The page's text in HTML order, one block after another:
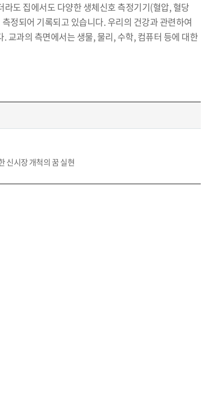
도 집에서도 다양한 생체신호 측정기기(혈압, 혈당
정되어 기록되고 있습니다. 우리의 건강과 관련하여
교과의 측면에서는 생물, 물리, 수학, 컴퓨터 등에 대한
신시장 개척의 꿈 실현